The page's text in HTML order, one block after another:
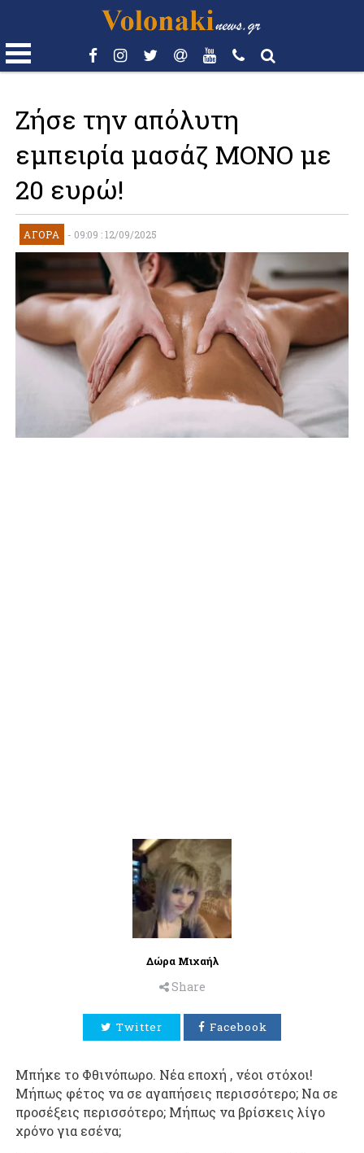
Ζήσε την απόλυτη
εμπειρία μασάζ ΜΟΝΟ με
20 ευρώ!
ΑΓΟΡΆ - 09:09 : 12/09/2025
Δώρα Μιχαήλ
Share
Twitter Facebook
Μπήκε το Φθινόπωρο. Νέα εποχή , νέοι στόχοι!
Μήπως φέτος να σε αγαπήσεις περισσότερο; Να σε
προσέξεις περισσότερο; Μήπως να βρίσκεις λίγο
χρόνο για εσένα;